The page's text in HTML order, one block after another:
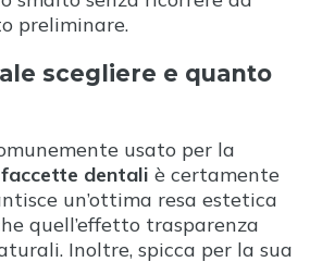
preliminare.
scegliere e quanto
usato per la
faccette dentali è certamente
un’ottima resa estetica
quell’effetto trasparenza
Inoltre, spicca per la sua